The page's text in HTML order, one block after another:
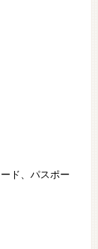
ド、パスポー